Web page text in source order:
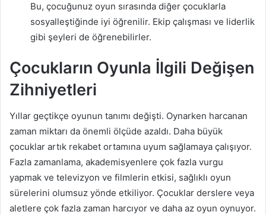
Bu, çocuğunuz oyun sırasında diğer çocuklarla
sosyalleştiğinde iyi öğrenilir. Ekip çalışması ve liderlik
gibi şeyleri de öğrenebilirler.
Çocukların Oyunla İlgili Değişen
Zihniyetleri
Yıllar geçtikçe oyunun tanımı değişti. Oynarken harcanan
zaman miktarı da önemli ölçüde azaldı. Daha büyük
çocuklar artık rekabet ortamına uyum sağlamaya çalışıyor.
Fazla zamanlama, akademisyenlere çok fazla vurgu
yapmak ve televizyon ve filmlerin etkisi, sağlıklı oyun
sürelerini olumsuz yönde etkiliyor. Çocuklar derslere veya
aletlere çok fazla zaman harcıyor ve daha az oyun oynuyor.